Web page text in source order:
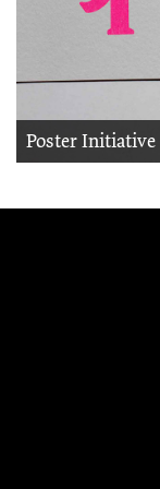
Poster Initiative